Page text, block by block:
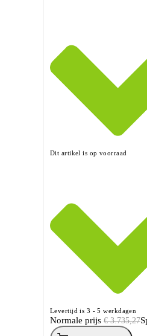
Dit artikel is op voorraad
Levertijd is 3 - 5 werkdagen
Normale prijs € 3.735,27